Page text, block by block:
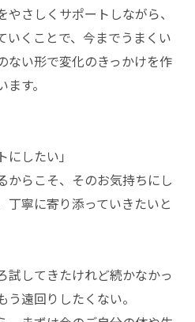
さしくサポートしながら、
いくことで、今までうまくい
ない形で変化のきっかけを作
す。
にしたい」
からこそ、そのお気持ちにし
丁寧に寄り添っていきたいと
試してきたけれど続かなかっ
遠回りしたくない。